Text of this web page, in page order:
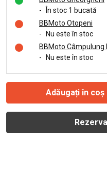
-
În stoc 1 bucată
BBMoto Otopeni
-
Nu este în stoc
BBMoto Câmpulung
-
Nu este în stoc
Adăugați în coș